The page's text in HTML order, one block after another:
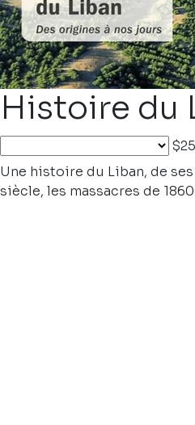
Histoire du
Une histoire du Liban, de
siècle, les massacres de